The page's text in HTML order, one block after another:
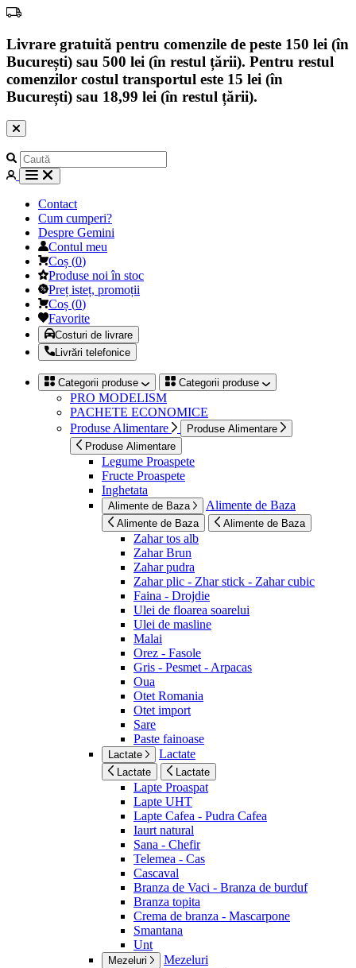
Livrare gratuită pentru comenzile de peste 150 lei (în
București) sau 500 lei (în restul țării). Pentru restul
comenzilor costul transportul este 15 lei (în
București) sau 18,99 lei (în restul țării).
Contact
Cum cumperi?
Despre Gemini
Contul meu
Coș (0)
Produse noi în stoc
Preț isteț, promoții
Coș (0)
Favorite
Costuri de livrare
Livrări telefonice
Categorii produse Categorii produse
PRO MODELISM
PACHETE ECONOMICE
Produse Alimentare
Produse Alimentare
Produse Alimentare
Legume Proaspete
Fructe Proaspete
Inghetata
Alimente de Baza Alimente de Baza
Alimente de Baza Alimente de Baza
Zahar tos alb
Zahar Brun
Zahar pudra
Zahar plic - Zhar stick - Zahar cubic
Faina - Drojdie
Ulei de floarea soarelui
Ulei de masline
Malai
Orez - Fasole
Gris - Pesmet - Arpacas
Oua
Otet Romania
Otet import
Sare
Paste fainoase
Lactate Lactate
Lactate Lactate
Lapte Proaspat
Lapte UHT
Lapte Cafea - Pudra Cafea
Iaurt natural
Sana - Chefir
Telemea - Cas
Cascaval
Branza de Vaci - Branza de burduf
Branza topita
Crema de branza - Mascarpone
Smantana
Unt
Mezeluri Mezeluri